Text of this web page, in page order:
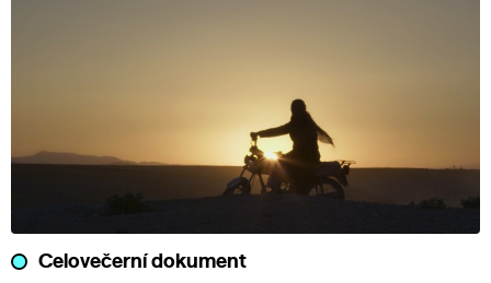
Celovečerní dokument